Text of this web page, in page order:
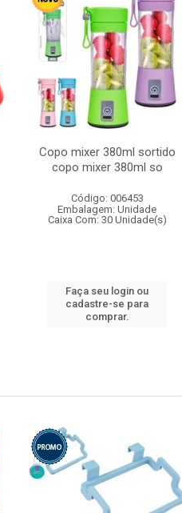
Copo mixer 380ml sortido
copo mixer 380ml so
Código: 006453
Embalagem: Unidade
Caixa Com: 30 Unidade(s)
Faça seu login ou
cadastre-se para
comprar.